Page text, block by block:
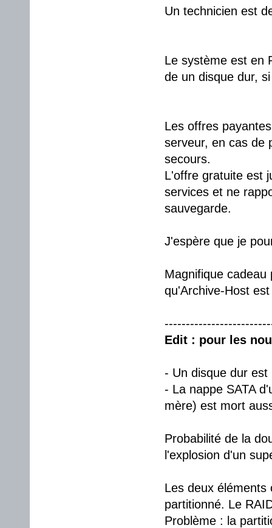
Un technicien est
Le système est en
de un disque dur,
Les offres
serveur, en cas de
secours.
L'offre gratuite est
services et ne
sauvegarde.
J'espère que je
Magnifique
qu'Archive-Host
Edit : pour les
- Un disque dur est
- La nappe SATA
mère) est mort
Probabilité de la
l'explosion d'un
Les deux éléments
partitionné. Le
Problème : la